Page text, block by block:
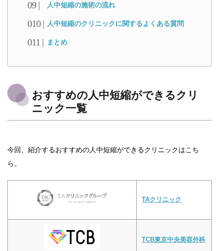
人中短縮の施術の流れ
人中短縮のクリニックに関するよくある質問
まとめ
おすすめの人中短縮ができるクリ
ニック一覧
今回、紹介するおすすめの人中短縮ができるクリニックはこち
ら。
TAクリニック
TCB東京中央美容外科